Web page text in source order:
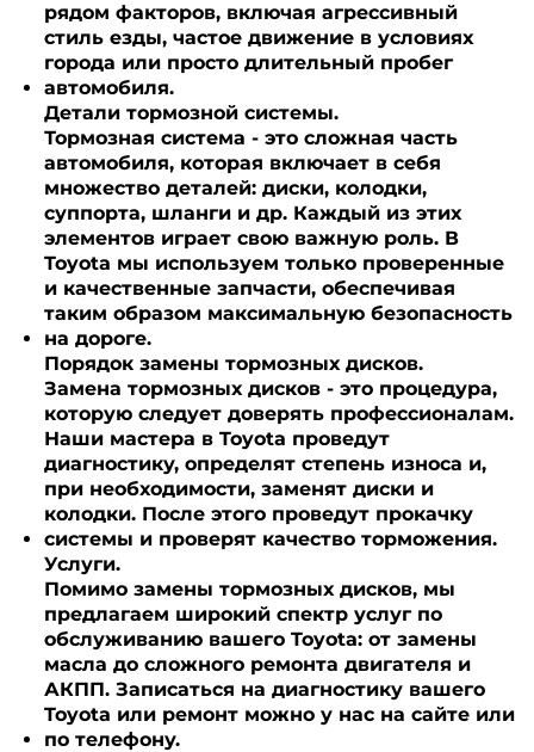
рядом факторов, включая агрессивный
стиль езды, частое движение в условиях
города или просто длительный пробег
автомобиля.
Детали тормозной системы.
Тормозная система - это сложная часть
автомобиля, которая включает в себя
множество деталей: диски, колодки,
суппорта, шланги и др. Каждый из этих
элементов играет свою важную роль. В
Toyota мы используем только проверенные
и качественные запчасти, обеспечивая
таким образом максимальную безопасность
на дороге.
Порядок замены тормозных дисков.
Замена тормозных дисков - это процедура,
которую следует доверять профессионалам.
Наши мастера в Toyota проведут
диагностику, определят степень износа и,
при необходимости, заменят диски и
колодки. После этого проведут прокачку
системы и проверят качество торможения.
Услуги.
Помимо замены тормозных дисков, мы
предлагаем широкий спектр услуг по
обслуживанию вашего Toyota: от замены
масла до сложного ремонта двигателя и
АКПП. Записаться на диагностику вашего
Toyota или ремонт можно у нас на сайте или
по телефону.